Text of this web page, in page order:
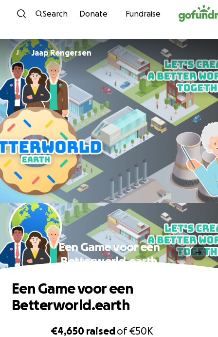
Skip to content
Search Donate Fundraise
J Jaap Rengersen
Een Game voor een
Betterworld.earth
€4,650 raisedof€50K
Een Game voor een
Betterworld.earth